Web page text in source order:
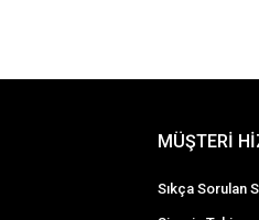
MÜŞTERİ
Sıkça Sorulan